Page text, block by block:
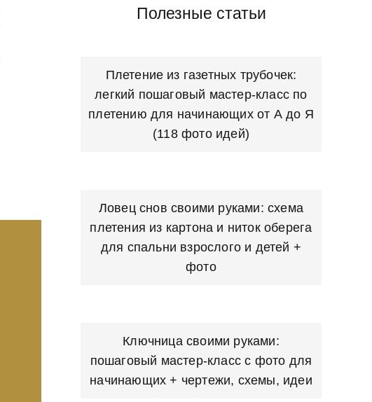
Полезные статьи
Плетение из газетных трубочек:
легкий пошаговый мастер-класс по
плетению для начинающих от А до Я
(118 фото идей)
Ловец снов своими руками: схема
плетения из картона и ниток оберега
для спальни взрослого и детей +
фото
Ключница своими руками:
пошаговый мастер-класс с фото для
начинающих + чертежи, схемы, идеи